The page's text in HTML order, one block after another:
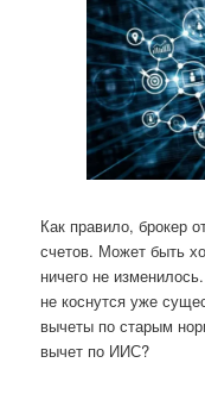
Как правило, брокер
счетов. Может быть
ничего не
не коснутся уже
вычеты по старым
вычет по ИИС?